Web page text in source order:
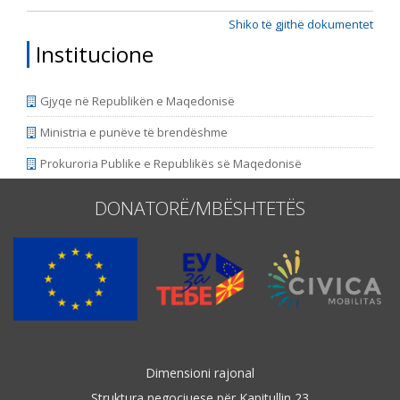
Shiko të gjithë dokumentet
Institucione
Gjyqe në Republikën e Maqedonisë
Ministria e punëve të brendëshme
Prokuroria Publike e Republikës së Maqedonisë
DONATORË/MBËSHTETËS
Dimensioni rajonal